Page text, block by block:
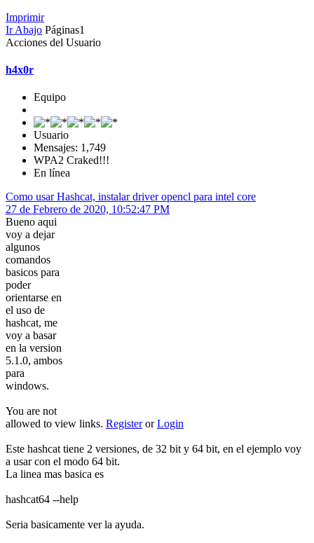
Imprimir
Ir Abajo Páginas1
Acciones del Usuario
h4x0r
Equipo
Usuario
Mensajes: 1,749
WPA2 Craked!!!
En línea
Como usar Hashcat, instalar driver opencl para intel core
27 de Febrero de 2020, 10:52:47 PM
Bueno aqui
voy a dejar
algunos
comandos
basicos para
poder
orientarse en
el uso de
hashcat, me
voy a basar
en la version
5.1.0, ambos
para
windows.
You are not
allowed to view links. RegisterorLogin
Este hashcat tiene 2 versiones, de 32 bit y 64 bit, en el ejemplo voy
a usar con el modo 64 bit.
La linea mas basica es
hashcat64 --help
Seria basicamente ver la ayuda.